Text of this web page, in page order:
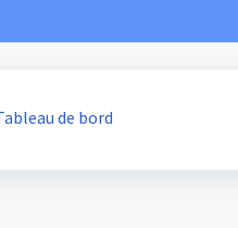
de bord